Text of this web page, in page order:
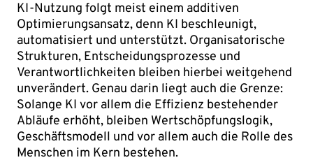
KI-Nutzung folgt meist einem additiven
Optimierungsansatz, denn KI beschleunigt,
automatisiert und unterstützt. Organisatorische
Strukturen, Entscheidungsprozesse und
Verantwortlichkeiten bleiben hierbei weitgehend
unverändert. Genau darin liegt auch die Grenze:
Solange KI vor allem die Effizienz bestehender
Abläufe erhöht, bleiben Wertschöpfungslogik,
Geschäftsmodell und vor allem auch die Rolle des
Menschen im Kern bestehen.